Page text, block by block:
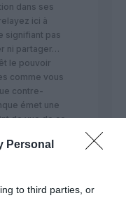
Personal
to third parties, or
dans ses
ici à
signifiant pas
ni partager…
le pouvoir
comme vous
contre-
émet une
de vue de ce